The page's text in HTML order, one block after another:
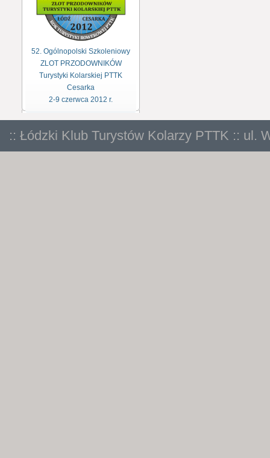
52. Ogólnopolski Szkoleniowy
ZLOT PRZODOWNIKÓW
Turystyki Kolarskiej PTTK
Cesarka
2-9 czerwca 2012 r.
:: Łódzki Klub Turystów Kolarzy PTTK :: ul.